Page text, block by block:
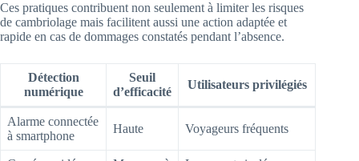
Ces pratiques contribuent non seulement à limiter les risques
de cambriolage mais facilitent aussi une action adaptée et
rapide en cas de dommages constatés pendant l’absence.
Détection
numérique
Seuil
d’efficacité
Utilisateurs privilégiés
Alarme connectée
à smartphone
Haute Voyageurs fréquents